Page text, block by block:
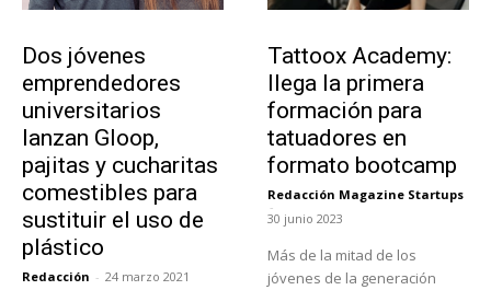
Dos jóvenes
emprendedores
universitarios
lanzan Gloop,
pajitas y cucharitas
comestibles para
sustituir el uso de
plástico
Redacción - 24 marzo 2021
Tattoox Academy:
llega la primera
formación para
tatuadores en
formato bootcamp
Redacción Magazine Startups
-
30 junio 2023
Más de la mitad de los
jóvenes de la generación